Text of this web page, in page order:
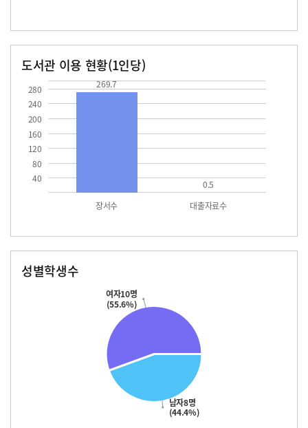
도서관 이용 현황(1인당)
40
80
120
160
200
240
280
장서수 대출자료수
269.7
0.5
성별학생수
남자8명
(44.4%)
여자10명
(55.6%)